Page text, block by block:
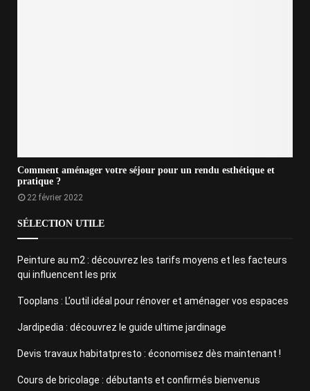
Comment aménager votre séjour pour un rendu esthétique et
pratique ?
22 février 2022
SÉLECTION UTILE
Peinture au m2 : découvrez les tarifs moyens et les facteurs
qui influencent les prix
Tooplans : L’outil idéal pour rénover et aménager vos espaces
Jardipedia : découvrez le guide ultime jardinage
Devis travaux habitatpresto : économisez dès maintenant !
Cours de bricolage : débutants et confirmés bienvenus